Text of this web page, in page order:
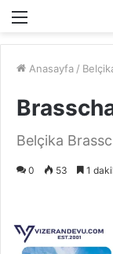
Anasayfa /
Belçika
0 53 1